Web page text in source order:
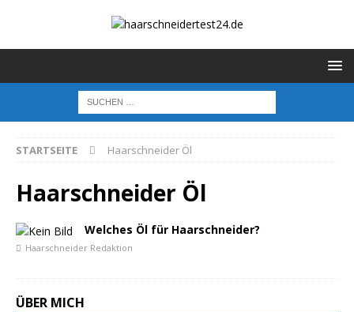
STARTSEITE Haarschneider Öl
Haarschneider Öl
Welches Öl für Haarschneider?
Haarschneider Redaktion
ÜBER MICH